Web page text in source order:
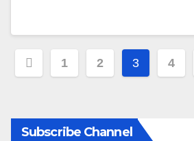
Posts
1 2 3 4
Subscribe Channel